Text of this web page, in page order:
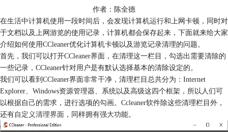
作者：陈全德
在生活中计算机使用一段时间后，会发现计算机运行和上网卡顿，同时对
于文档以及上网游览的使用记录，计算机都会保存起来，下面就来给大家
介绍如何使用CCleaner优化计算机卡顿以及游览记录清理的问题。
首先，我们可以打开CCleaner界面，在清理这一栏目，勾选出需要清除的
一些记录，CCleaner针对用户是有默认选择基本的清除设定的。
我们可以看到CCleaner界面非常干净，清理栏目总共分为：Internet
Explorer、Windows资源管理器、系统以及高级这四个框架，所以人们可
以根据自己的需求，进行选项的勾画。Ccleaner软件除这些清理栏目外，
还有自定义清理界面 ，同样拥有强大功能。